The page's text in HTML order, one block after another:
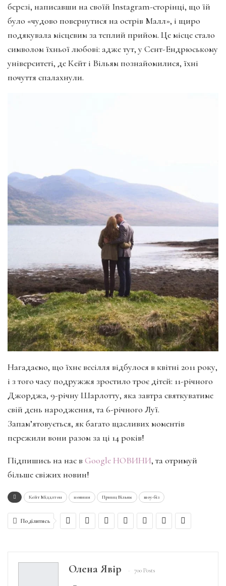
березі, написавши на своїй Instagram-сторінці, що їй
було «чудово повернутися на острів Малл», і щиро
подякувала місцевим за теплий прийом. Це місце стало
символом їхньої любові: адже тут, у Сент-Ендрюському
університеті, де Кейт і Вільям познайомилися, їхні
почуття спалахнули.
Нагадаємо, що їхнє весілля відбулося в квітні 2011 року,
і з того часу подружжя зростило троє дітей: 11-річного
Джорджа, 9-річну Шарлотту, яка завтра святкуватиме
свій день народження, та 6-річного Луї.
Запам’ятовується, як багато щасливих моментів
пережили вони разом за ці 14 років!
Підпишись на нас в Google НОВИНИ, та отримуй
більше свіжих новин!
Кейт Міддлтон новини Принц Вільям шоу-біз
Поділитись
Олена Явір 700 Posts